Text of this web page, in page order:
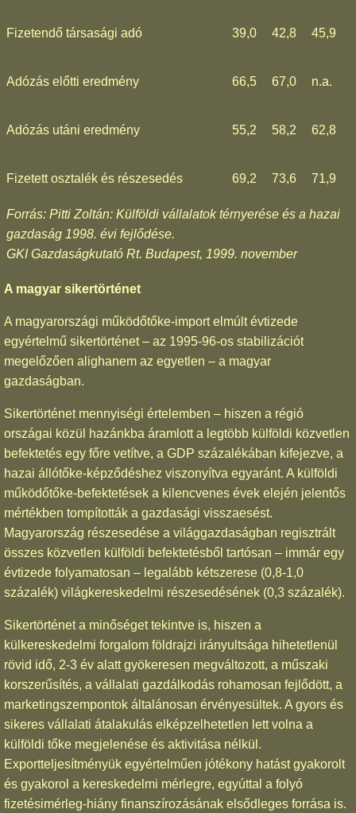
Fizetendő társasági adó 39,0 42,8 45,9
Adózás előtti eredmény 66,5 67,0 n.a.
Adózás utáni eredmény 55,2 58,2 62,8
Fizetett osztalék és részesedés 69,2 73,6 71,9
Forrás: Pitti Zoltán: Külföldi vállalatok térnyerése és a hazai
gazdaság 1998. évi fejlődése.
GKI Gazdaságkutató Rt. Budapest, 1999. november
A magyar sikertörténet
A magyarországi működőtőke-import elmúlt évtizede
egyértelmű sikertörténet – az 1995-96-os stabilizációt
megelőzően alighanem az egyetlen – a magyar
gazdaságban.
Sikertörténet mennyiségi értelemben – hiszen a régió
országai közül hazánkba áramlott a legtöbb külföldi közvetlen
befektetés egy főre vetítve, a GDP százalékában kifejezve, a
hazai állótőke-képződéshez viszonyítva egyaránt. A külföldi
működőtőke-befektetések a kilencvenes évek elején jelentős
mértékben tompították a gazdasági visszaesést.
Magyarország részesedése a világgazdaságban regisztrált
összes közvetlen külföldi befektetésből tartósan – immár egy
évtizede folyamatosan – legalább kétszerese (0,8-1,0
százalék) világkereskedelmi részesedésének (0,3 százalék).
Sikertörténet a minőséget tekintve is, hiszen a
külkereskedelmi forgalom földrajzi irányultsága hihetetlenül
rövid idő, 2-3 év alatt gyökeresen megváltozott, a műszaki
korszerűsítés, a vállalati gazdálkodás rohamosan fejlődött, a
marketingszempontok általánosan érvényesültek. A gyors és
sikeres vállalati átalakulás elképzelhetetlen lett volna a
külföldi tőke megjelenése és aktivitása nélkül.
Exportteljesítményük egyértelműen jótékony hatást gyakorolt
és gyakorol a kereskedelmi mérlegre, egyúttal a folyó
fizetésimérleg-hiány finanszírozásának elsődleges forrása is.